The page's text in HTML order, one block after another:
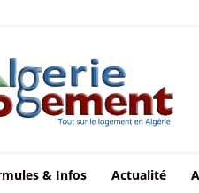
& Infos Actualité